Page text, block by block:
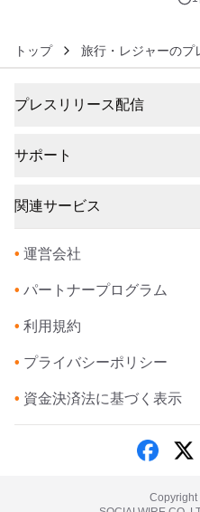
トップ 旅行・レジャーのプ
プレスリリース配信
サポート
関連サービス
• 運営会社
• パートナープログラム
• 利用規約
• プライバシーポリシー
• 資金決済法に基づく表示
Copyright